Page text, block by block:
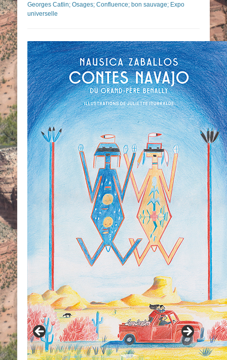
Georges Catlin; Osages; Confluence; bon sauvage; Expo
universelle